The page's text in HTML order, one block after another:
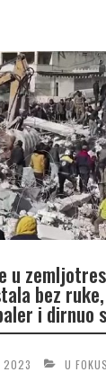
u
bez
i dirnuo
2023 U